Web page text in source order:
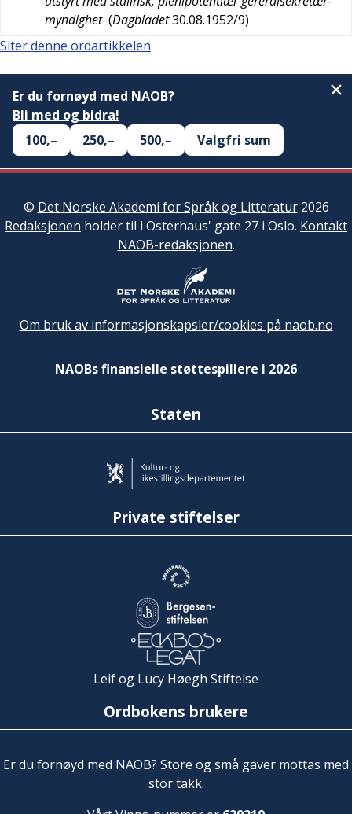
myndighet (Dagbladet30.08.1952/9)
Siter denne ordartikkelen
Er du fornøyd med NAOB?
Bli med og bidra!
100,–
250,– 500,– Valgfri sum
© Det Norske Akademi for Språk og Litteratur2026
Redaksjonen holder til i Osterhaus' gate 27 i Oslo. Kontakt
NAOB-redaksjonen.
Om bruk av informasjonskapsler/cookies på naob.no
NAOBs finansielle støttespillere i 2026
Staten
Private stiftelser
Leif og Lucy Høegh Stiftelse
Ordbokens brukere
Er du fornøyd med NAOB? Store og små gaver mottas med
stor takk.